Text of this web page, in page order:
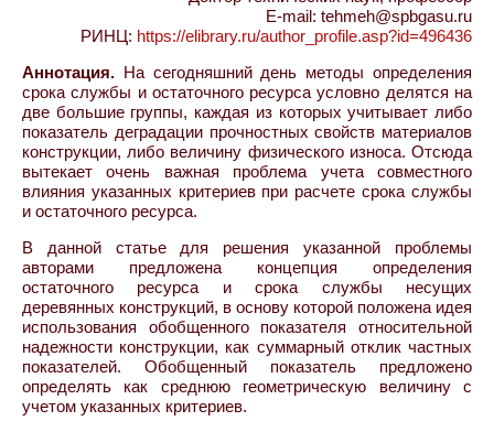
E-mail: tehmeh@spbgasu.ru
РИНЦ: https://elibrary.ru/author_profile.asp?id=496436
Аннотация. На сегодняшний день методы определения
срока службы и остаточного ресурса условно делятся на
две большие группы, каждая из которых учитывает либо
показатель деградации прочностных свойств материалов
конструкции, либо величину физического износа. Отсюда
вытекает очень важная проблема учета совместного
влияния указанных критериев при расчете срока службы
и остаточного ресурса.
В данной статье для решения указанной проблемы
авторами предложена концепция определения
остаточного ресурса и срока службы несущих
деревянных конструкций, в основу которой положена идея
использования обобщенного показателя относительной
надежности конструкции, как суммарный отклик частных
показателей. Обобщенный показатель предложено
определять как среднюю геометрическую величину с
учетом указанных критериев.